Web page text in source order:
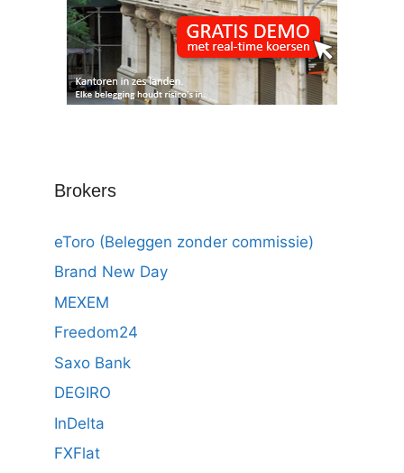
Brokers
eToro (Beleggen zonder commissie)
Brand New Day
MEXEM
Freedom24
Saxo Bank
DEGIRO
InDelta
FXFlat